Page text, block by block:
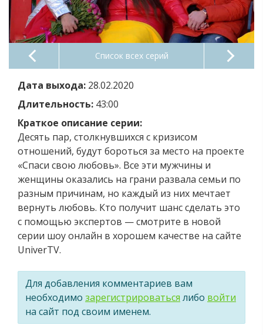
Список всех серий
Дата выхода: 28.02.2020
Длительность: 43:00
Краткое описание серии:
Десять пар, столкнувшихся с кризисом
отношений, будут бороться за место на проекте
«Спаси свою любовь». Все эти мужчины и
женщины оказались на грани развала семьи по
разным причинам, но каждый из них мечтает
вернуть любовь. Кто получит шанс сделать это
с помощью экспертов — смотрите в новой
серии шоу онлайн в хорошем качестве на сайте
UniverTV.
Для добавления комментариев вам
необходимо зарегистрироваться либо войти
на сайт под своим именем.